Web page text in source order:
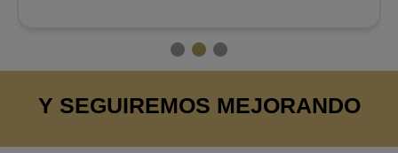
Y SEGUIREMOS MEJORANDO